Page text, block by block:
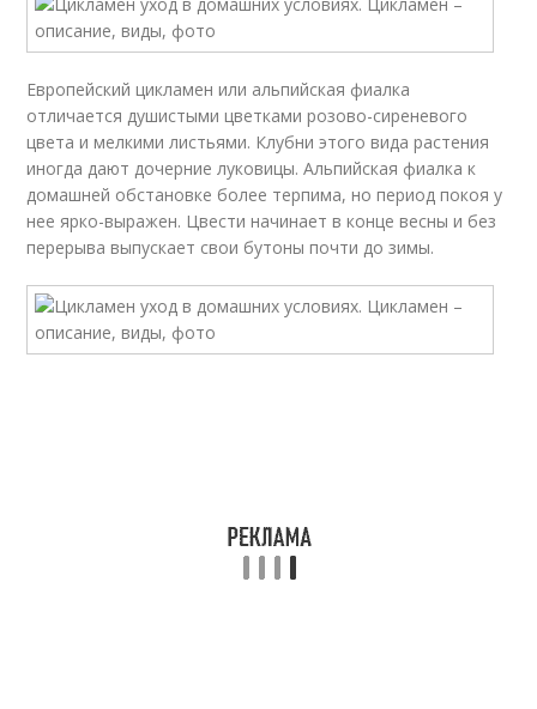
Европейский цикламен или альпийская фиалка
отличается душистыми цветками розово-сиреневого
цвета и мелкими листьями. Клубни этого вида растения
иногда дают дочерние луковицы. Альпийская фиалка к
домашней обстановке более терпима, но период покоя у
нее ярко-выражен. Цвести начинает в конце весны и без
перерыва выпускает свои бутоны почти до зимы.